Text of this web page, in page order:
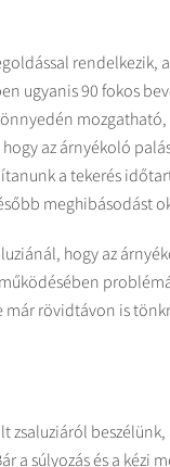
rendelkezik,
ugyanis 90 fokos
mozgatható,
az árnyékoló
a tekerés
meghibásodást
hogy az
már rövidtávon is
a súlyozás és a kézi